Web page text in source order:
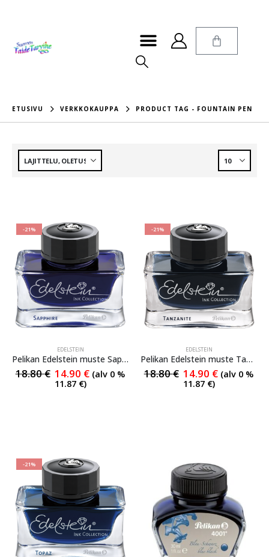
ETUSIVU VERKKOKAUPPA PRODUCT TAG - FOUNTAIN PEN
-21%
EDELSTEIN
Pelikan Edelstein muste Sapphire 50 ml
18.80€ 14.90 € (alv 0 %
11.87 €)
-21%
EDELSTEIN
Pelikan Edelstein muste Tanzanite 50 ml
18.80€ 14.90 € (alv 0 %
11.87 €)
-21%